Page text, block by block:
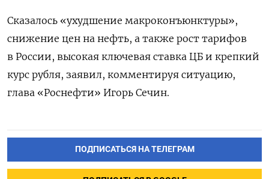
Сказалось «ухудшение макроконъюнктуры»,
снижение цен на нефть, а также рост тарифов
в России, высокая ключевая ставка ЦБ и крепкий
курс рубля, заявил, комментируя ситуацию,
глава «Роснефти» Игорь Сечин.
ПОДПИСАТЬСЯ НА ТЕЛЕГРАМ